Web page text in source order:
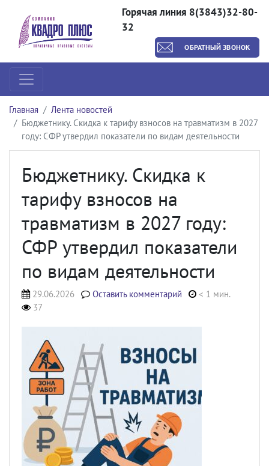
Горячая линия 8(3843)32-80-
32
ОБРАТНЫЙ ЗВОНОК
Главная
Лента новостей
Бюджетнику. Скидка к тарифу взносов на травматизм в 2027
году: СФР утвердил показатели по видам деятельности
Бюджетнику. Скидка к
тарифу взносов на
травматизм в 2027 году:
СФР утвердил показатели
по видам деятельности
29.06.2026 Оставить комментарий
< 1 мин.
37